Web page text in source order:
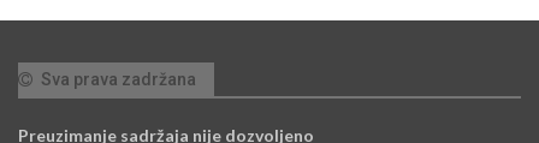
Sva prava zadržana
Preuzimanje sadržaja nije dozvoljeno